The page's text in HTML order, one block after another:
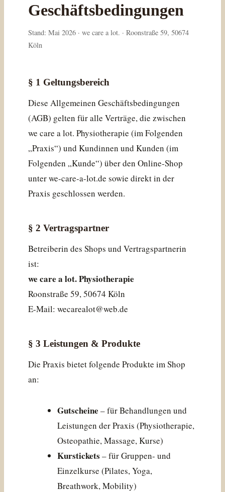
Geschäftsbedingungen
Stand: Mai 2026 · we care a lot. · Roonstraße 59, 50674
Köln
§ 1 Geltungsbereich
Diese Allgemeinen Geschäftsbedingungen
(AGB) gelten für alle Verträge, die zwischen
we care a lot. Physiotherapie (im Folgenden
„Praxis“) und Kundinnen und Kunden (im
Folgenden „Kunde“) über den Online-Shop
unter we-care-a-lot.de sowie direkt in der
Praxis geschlossen werden.
§ 2 Vertragspartner
Betreiberin des Shops und Vertragspartnerin
ist:
we care a lot. Physiotherapie
Roonstraße 59, 50674 Köln
E-Mail: wecarealot@web.de
§ 3 Leistungen & Produkte
Die Praxis bietet folgende Produkte im Shop
an:
Gutscheine – für Behandlungen und
Leistungen der Praxis (Physiotherapie,
Osteopathie, Massage, Kurse)
Kurstickets – für Gruppen- und
Einzelkurse (Pilates, Yoga,
Breathwork, Mobility)